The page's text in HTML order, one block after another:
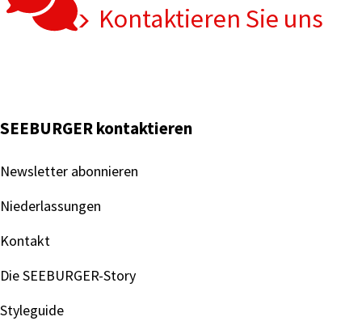
Kontaktieren Sie uns
SEEBURGER kontaktieren
Newsletter abonnieren
Niederlassungen
Kontakt
Die SEEBURGER-Story
Styleguide